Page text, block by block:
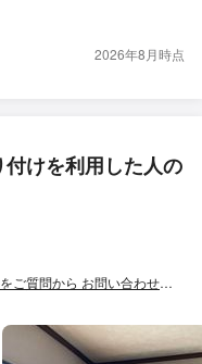
2026年8月時点
けを利用した人の
◉カレンダーは空けておりません。ご希望日時をご質問から お問い合わせ下さい！